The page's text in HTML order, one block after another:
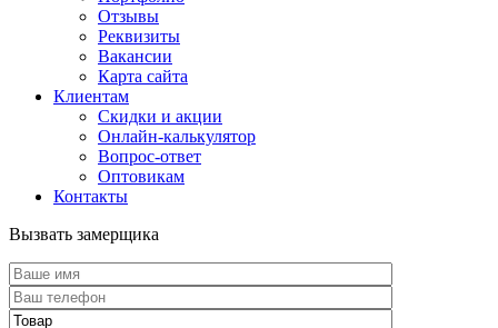
Отзывы
Реквизиты
Вакансии
Карта сайта
Клиентам
Скидки и акции
Онлайн-калькулятор
Вопрос-ответ
Оптовикам
Контакты
Вызвать замерщика